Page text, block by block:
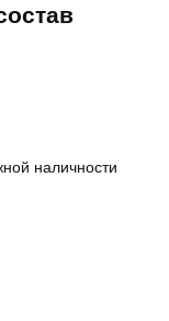
наличности